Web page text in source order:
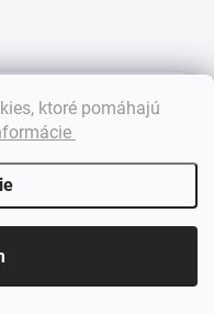
ktoré pomáhajú
diel. Napíšte mi.